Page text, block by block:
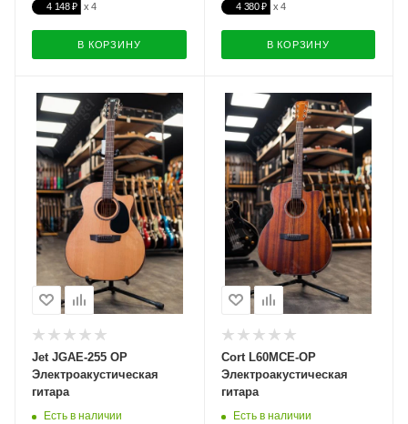
4 148 ₽
В КОРЗИНУ
4 380 ₽
В КОРЗИНУ
Jet JGAE-255 OP
Электроакустическая
гитара
Есть в наличии
Cort L60MCE-OP
Электроакустическая
гитара
Есть в наличии